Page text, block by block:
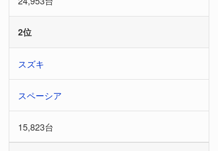
2位
スズキ
スペーシア
15,823台